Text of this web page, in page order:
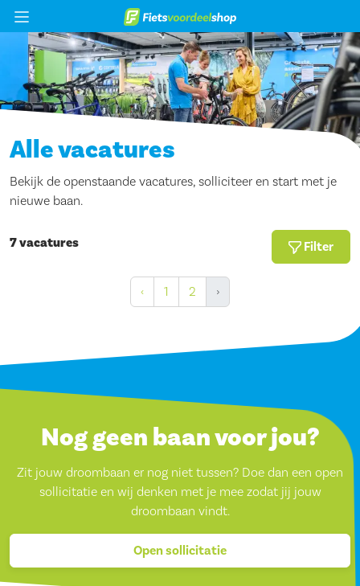
Alle vacatures
Bekijk de openstaande vacatures, solliciteer en start met je
nieuwe baan.
7vacatures Filter
‹ 1 2 ›
Nog geen baan voor jou?
Zit jouw droombaan er nog niet tussen? Doe dan een open
sollicitatie en wij denken met je mee zodat jij jouw
droombaan vindt.
Open sollicitatie